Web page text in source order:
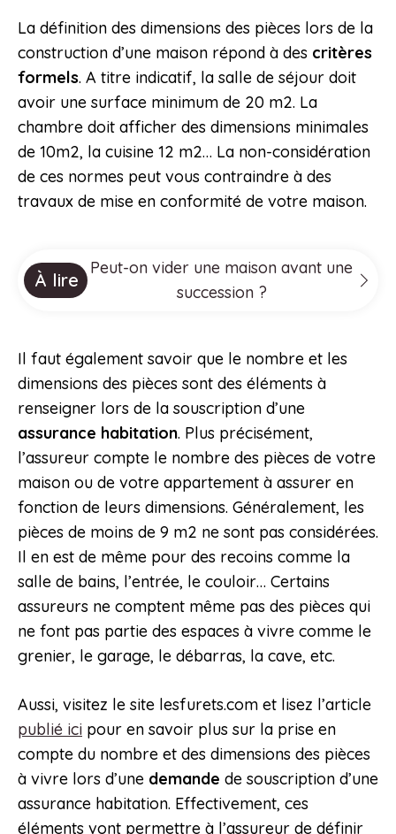
La définition des dimensions des pièces lors de la
construction d’une maison répond à des critères
formels. A titre indicatif, la salle de séjour doit
avoir une surface minimum de 20 m2. La
chambre doit afficher des dimensions minimales
de 10m2, la cuisine 12 m2… La non-considération
de ces normes peut vous contraindre à des
travaux de mise en conformité de votre maison.
À lire
Peut-on vider une maison avant une
succession ?
Il faut également savoir que le nombre et les
dimensions des pièces sont des éléments à
renseigner lors de la souscription d’une
assurance habitation. Plus précisément,
l’assureur compte le nombre des pièces de votre
maison ou de votre appartement à assurer en
fonction de leurs dimensions. Généralement, les
pièces de moins de 9 m2 ne sont pas considérées.
Il en est de même pour des recoins comme la
salle de bains, l’entrée, le couloir… Certains
assureurs ne comptent même pas des pièces qui
ne font pas partie des espaces à vivre comme le
grenier, le garage, le débarras, la cave, etc.
Aussi, visitez le site lesfurets.com et lisez l’article
publié ici pour en savoir plus sur la prise en
compte du nombre et des dimensions des pièces
à vivre lors d’une demande de souscription d’une
assurance habitation. Effectivement, ces
éléments vont permettre à l’assureur de définir